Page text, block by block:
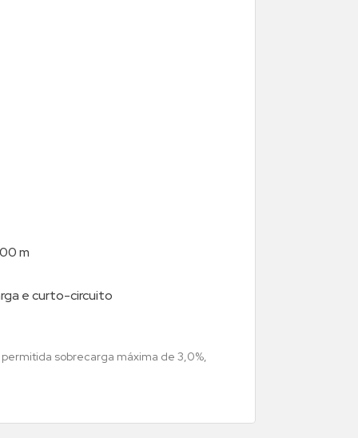
m
e curto-circuito
sobrecarga máxima de 3,0%,